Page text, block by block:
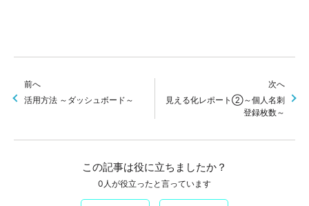
前へ
活用方法 ～ダッシュボード～
次へ
見える化レポート②～個人名刺
登録枚数～
この記事は役に立ちましたか？
0人が役立ったと言っています